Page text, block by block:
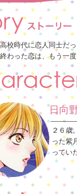
校時代に恋人同士だ
わった恋は、もう一
日向
２６歳
った紫
ってい